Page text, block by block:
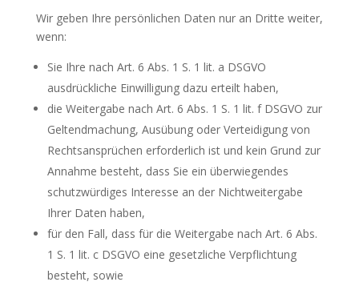
Wir geben Ihre persönlichen Daten nur an Dritte weiter,
wenn:
Sie Ihre nach Art. 6 Abs. 1 S. 1 lit. a DSGVO
ausdrückliche Einwilligung dazu erteilt haben,
die Weitergabe nach Art. 6 Abs. 1 S. 1 lit. f DSGVO zur
Geltendmachung, Ausübung oder Verteidigung von
Rechtsansprüchen erforderlich ist und kein Grund zur
Annahme besteht, dass Sie ein überwiegendes
schutzwürdiges Interesse an der Nichtweitergabe
Ihrer Daten haben,
für den Fall, dass für die Weitergabe nach Art. 6 Abs.
1 S. 1 lit. c DSGVO eine gesetzliche Verpflichtung
besteht, sowie